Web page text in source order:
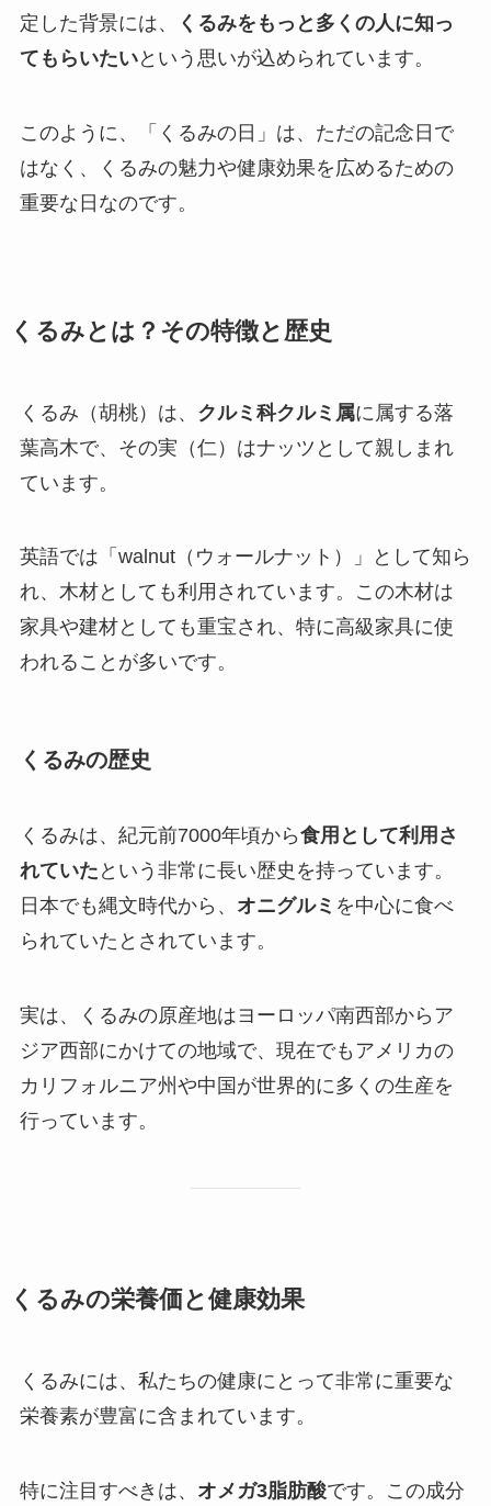
定した背景には、
くるみをもっと多くの人に知っ
てもらいたいという思いが込められています。
このように、「くるみの日」は、ただの記念日で
はなく、くるみの魅力や健康効果を広めるための
重要な日なのです。
くるみとは？その特徴と歴史
くるみ（胡桃）は、 クルミ科クルミ属に属する落
葉高木で、その実（仁）はナッツとして親しまれ
ています。
英語では「walnut（ウォールナット）」として知ら
れ、木材としても利用されています。この木材は
家具や建材としても重宝され、特に高級家具に使
われることが多いです。
くるみの歴史
くるみは、紀元前7000年頃から食用として利用さ
れていた という非常に長い歴史を持っています。
日本でも縄文時代から、 オニグルミ を中心に食べ
られていたとされています。
実は、くるみの原産地はヨーロッパ南西部からア
ジア西部にかけての地域で、現在でもアメリカの
カリフォルニア州や中国が世界的に多くの生産を
行っています。
くるみの栄養価と健康効果
くるみには、私たちの健康にとって非常に重要な
栄養素が豊富に含まれています。
特に注目すべきは、 オメガ3脂肪酸です。この成分